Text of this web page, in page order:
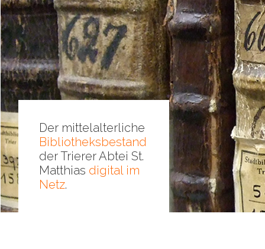
Der mittelalterliche
Bibliotheksbestand
der Trierer Abtei St.
Matthias digital im
Netz.